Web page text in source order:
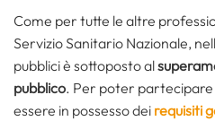
Come per tutte le altre
Servizio Sanitario Nazionale,
pubblici è sottoposto al
pubblico. Per poter partecipare
essere in possesso dei requisiti